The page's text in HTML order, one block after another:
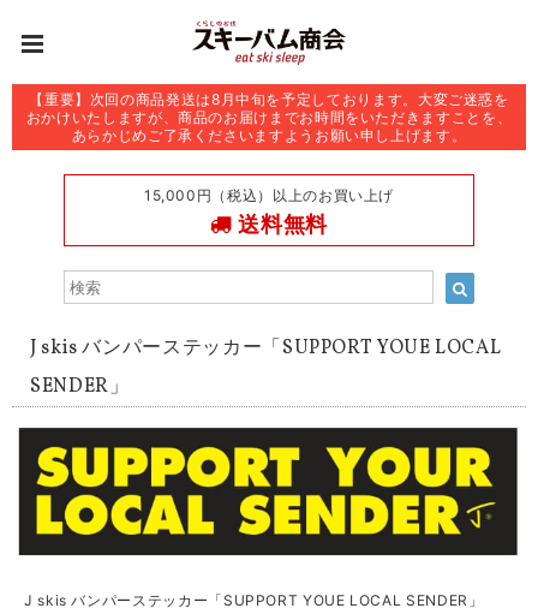
【重要】次回の商品発送は8月中旬を予定しております。大変ご迷惑を
おかけいたしますが、商品のお届けまでお時間をいただきますことを、
あらかじめご了承くださいますようお願い申し上げます。
15,000円（税込）以上のお買い上げ
送料無料
J skis バンパーステッカー「SUPPORT YOUE LOCAL
SENDER」
J skis バンパーステッカー「SUPPORT YOUE LOCAL SENDER」